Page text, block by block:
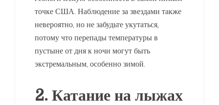
точке США. Наблюдение за звездами также
невероятно, но не забудьте укутаться,
потому что перепады температуры в
пустыне от дня к ночи могут быть
экстремальным, особенно зимой.
2. Катание на лыжах